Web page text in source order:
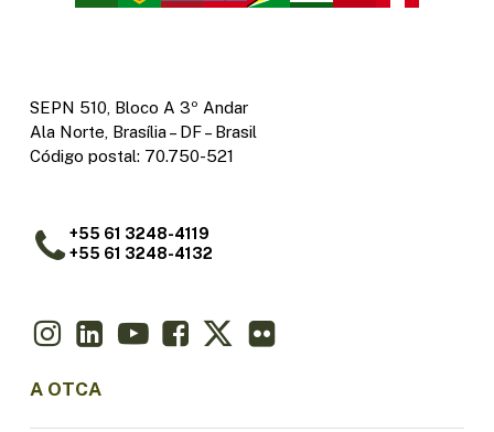
SEPN 510, Bloco A 3º Andar
Ala Norte, Brasília – DF – Brasil
Código postal: 70.750-521
+55 61 3248-4119
+55 61 3248-4132
A OTCA